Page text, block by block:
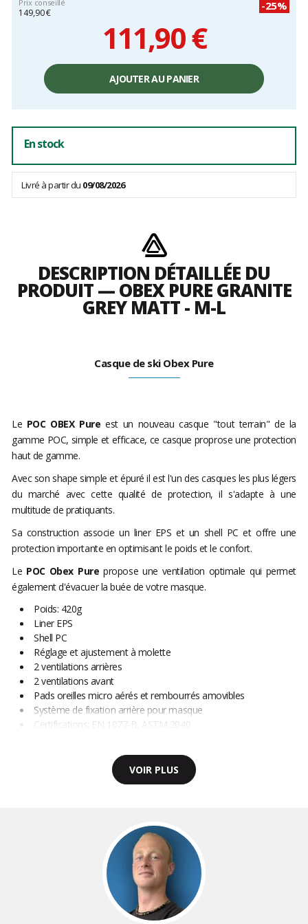
Prix conseillé
149,90 €
-25%
111,90 €
unitaire,
AJOUTER AU PANIER
En stock
Livré à partir du 09/08/2026
DESCRIPTION DÉTAILLÉE DU
PRODUIT — OBEX PURE GRANITE
GREY MATT - M-L
Casque de ski Obex Pure
Le POC OBEXPureest un nouveau casque "tout terrain" de la
gamme POC, simple et efficace, ce casque proprose une protection
haut de gamme.
Avec son shape simple et épuré il est l'un des casques les plus légers
du marché avec cette qualité de protection, il s'adapte à une
multitude de pratiquants.
Sa construction associe un liner EPS et un shell PC et offre une
protection importante en optimisant le poids et le confort.
Le POC Obex Pure propose une ventilation optimale qui permet
également d'évacuer la buée de votre masque.
Poids: 420g
Liner EPS
Shell PC
Réglage et ajustement à molette
2 ventilations arrières
2 ventilations avant
Pads oreilles micro aérés et rembourrés amovibles
Système de fixation arrière pour masque
Certifications: EN 1077-B, ASTM 2040
VOIR PLUS